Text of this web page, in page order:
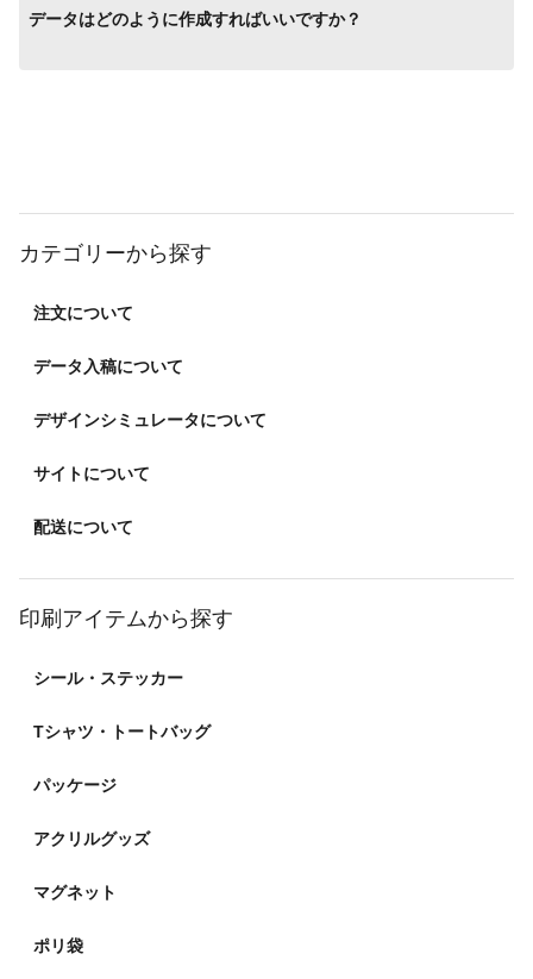
データはどのように作成すればいいですか？
カテゴリーから探す
注文について
データ入稿について
デザインシミュレータについて
サイトについて
配送について
印刷アイテムから探す
シール・ステッカー
Tシャツ・トートバッグ
パッケージ
アクリルグッズ
マグネット
ポリ袋